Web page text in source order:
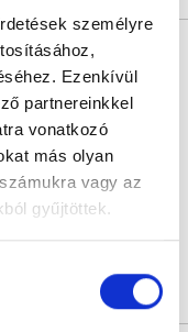
személyre
Ezenkívül
partnereinkkel
vonatkozó
más olyan
vagy az
gyűjtöttek.
info/foglaljorvost-
orvos
utca 24
27.
Profil